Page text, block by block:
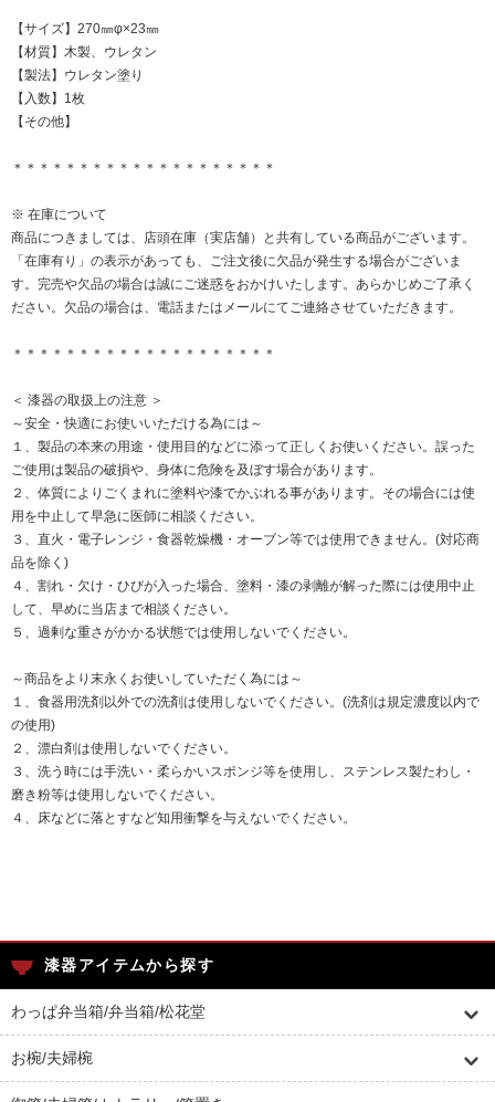
【サイズ】270㎜φ×23㎜
【材質】木製、ウレタン
【製法】ウレタン塗り
【入数】1枚
【その他】
＊＊＊＊＊＊＊＊＊＊＊＊＊＊＊＊＊＊＊＊
※ 在庫について
商品につきましては、店頭在庫（実店舗）と共有している商品がございます。
「在庫有り」の表示があっても、ご注文後に欠品が発生する場合がございま
す。完売や欠品の場合は誠にご迷惑をおかけいたします。あらかじめご了承く
ださい。欠品の場合は、電話またはメールにてご連絡させていただきます。
＊＊＊＊＊＊＊＊＊＊＊＊＊＊＊＊＊＊＊＊
＜ 漆器の取扱上の注意 ＞
～安全・快適にお使いいただける為には～
１、製品の本来の用途・使用目的などに添って正しくお使いください。誤った
ご使用は製品の破損や、身体に危険を及ぼす場合があります。
２、体質によりごくまれに塗料や漆でかぶれる事があります。その場合には使
用を中止して早急に医師に相談ください。
３、直火・電子レンジ・食器乾燥機・オーブン等では使用できません。(対応商
品を除く)
４、割れ・欠け・ひびが入った場合、塗料・漆の剥離が解った際には使用中止
して、早めに当店まで相談ください。
５、過剰な重さがかかる状態では使用しないでください。
～商品をより末永くお使いしていただく為には～
１、食器用洗剤以外での洗剤は使用しないでください。(洗剤は規定濃度以内で
の使用)
２、漂白剤は使用しないでください。
３、洗う時には手洗い・柔らかいスポンジ等を使用し、ステンレス製たわし・
磨き粉等は使用しないでください。
４、床などに落とすなど知用衝撃を与えないでください。
漆器アイテムから探す
わっぱ弁当箱/弁当箱/松花堂
お椀/夫婦椀